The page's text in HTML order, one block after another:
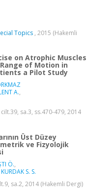
Topics , 2015 (Hakemli
on Atrophic Muscles
of Motion in
a Pilot Study
A.,
cilt.39, sa.3, ss.470-479, 2014
Üst Düzey
ve Fizyolojik
Ö.,
KURDAK S. S.
sa.2, 2014 (Hakemli Dergi)